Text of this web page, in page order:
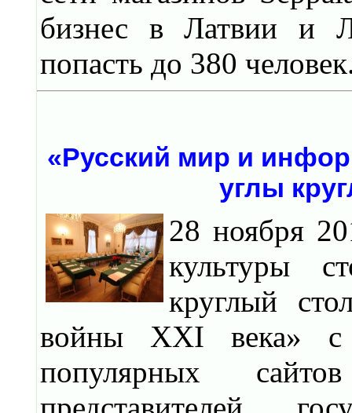
бизнес в Латвии и
попасть до 380
«Русский мир и
углы
28 ноября
культуры
круглый
войны XXI века» с
популярных